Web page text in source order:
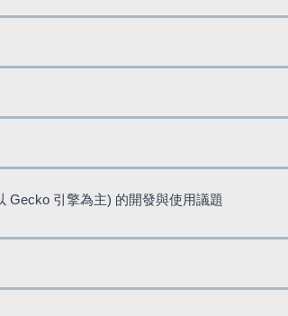
Gecko 引擎為主) 的開發與使用議題